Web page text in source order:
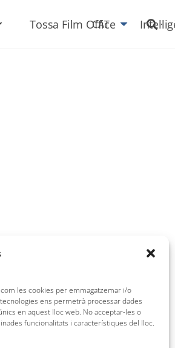
les cookies per emmagatzemar i/o
ens permetrà processar dades
en aquest lloc web. No acceptar-les o
funcionalitats i característiques del lloc.
Tossa Film Office
CAT